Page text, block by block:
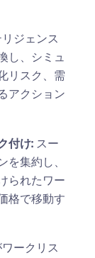
ジェンス
し、シミュ
リスク、需
アクション
付け: スー
集約し、
られたワー
格で移動す
ークリス